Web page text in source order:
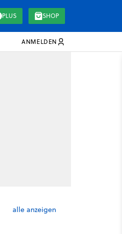
PLUS SHOP
ANMELDEN
alle anzeigen